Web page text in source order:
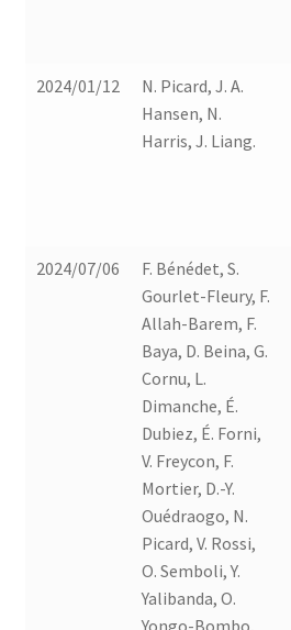
2024/01/12
N. Picard, J. A.
Hansen, N.
Harris, J. Liang.
2024/07/06
F. Bénédet, S.
Gourlet-Fleury, F.
Allah-Barem, F.
Baya, D. Beina, G.
Cornu, L.
Dimanche, É.
Dubiez, É. Forni,
V. Freycon, F.
Mortier, D.-Y.
Ouédraogo, N.
Picard, V. Rossi,
O. Semboli, Y.
Yalibanda, O.